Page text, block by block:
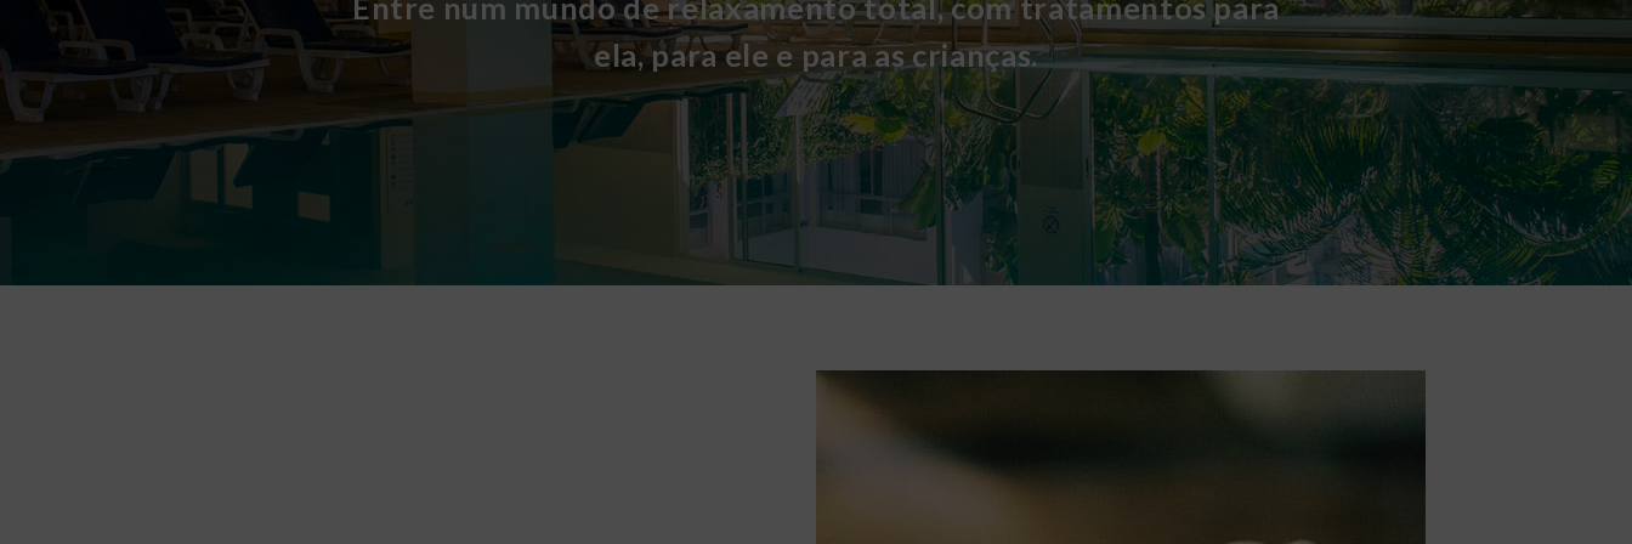
Entre num mundo de relaxamento total, com tratamentos para
ela, para ele e para as crianças.